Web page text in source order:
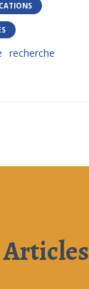
recherche